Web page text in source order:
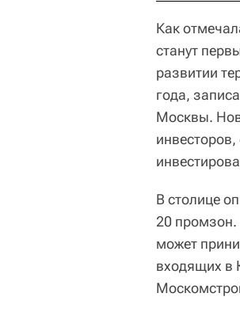
Как
станут
развитии
года,
Москвы.
В столице
20 промзон.
может
входящих в